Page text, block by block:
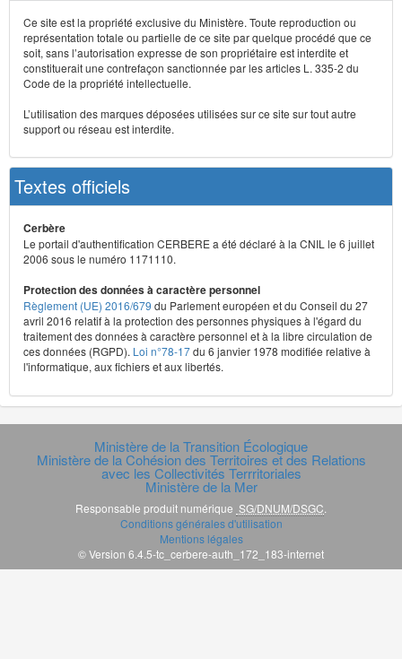
Ce site est la propriété exclusive du Ministère. Toute reproduction ou
représentation totale ou partielle de ce site par quelque procédé que ce
soit, sans l’autorisation expresse de son propriétaire est interdite et
constituerait une contrefaçon sanctionnée par les articles L. 335-2 du
Code de la propriété intellectuelle.
L’utilisation des marques déposées utilisées sur ce site sur tout autre
support ou réseau est interdite.
Textes officiels
Cerbère
Le portail d'authentification CERBERE a été déclaré à la CNIL le 6 juillet
2006 sous le numéro 1171110.
Protection des données à caractère personnel
Règlement (UE) 2016/679 du Parlement européen et du Conseil du 27
avril 2016 relatif à la protection des personnes physiques à l'égard du
traitement des données à caractère personnel et à la libre circulation de
ces données (RGPD). Loi n°78-17du 6 janvier 1978 modifiée relative à
l'informatique, aux fichiers et aux libertés.
Ministère de la Transition Écologique
Ministère de la Cohésion des Territoires et des Relations
avec les Collectivités Terrritoriales
Ministère de la Mer
Responsable produit numérique SG/DNUM/DSGC
Conditions générales d'utilisation
Mentions légales
© Version 6.4.5-tc_cerbere-auth_172_183-internet